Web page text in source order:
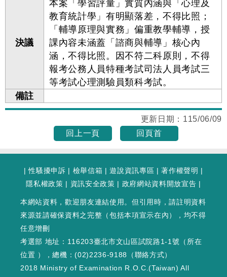
決議
本案「學習評量」實質內涵與「心理及
教育統計學」有明顯落差，不得比照；
「輔導原理與實務」偏重教學輔導，授
課內容未涵蓋「諮商與輔導」核心內
涵，不得比照。因不符二科原則，不得
報考公務人員特種考試司法人員考試三
等考試心理測驗員類科考試。
備註
更新日期： 115/06/09
回上一頁
回頁首
|性騷擾申訴 | 檢舉信箱 |遊說資訊專區 |著作權聲明 |
隱私權政策 | 資訊安全政策 | 政府網站資料開放宣告 |
本網站資料，歡迎朋友連結使用。但引用時，請註明資料
來源並請確保資料之完整（包括本項宣示在內），均不得
任意增刪
考選部 地址：116203臺北市文山區試院路1-1號（ 所在
位置 ），總機：(02)2236-9188（聯絡方式）
2018 Ministry of Examination R.O.C.(Taiwan) All